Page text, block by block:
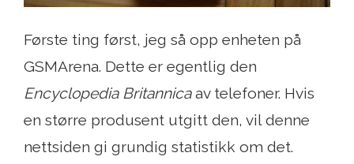
Første ting først, jeg så opp enheten på
GSMArena. Dette er egentlig den
Encyclopedia Britannicaav telefoner. Hvis
en større produsent utgitt den, vil denne
nettsiden gi grundig statistikk om det.